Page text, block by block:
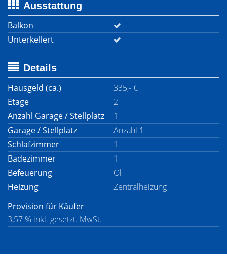
Ausstattung
Balkon
Unterkellert
Details
Hausgeld (ca.)
335,- €
Etage
2
Anzahl Garage / Stellplatz
1
Garage / Stellplatz
Anzahl 1
Schlafzimmer
1
Badezimmer
1
Befeuerung
Öl
Heizung
Zentralheizung
Provision für Käufer
3,57 % inkl. gesetzt. MwSt.